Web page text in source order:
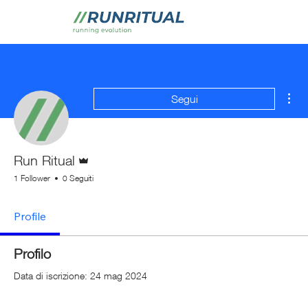
Segui
Run Ritual
1 Follower 0 Seguiti
Profile
Profilo
Data di iscrizione: 24 mag 2024